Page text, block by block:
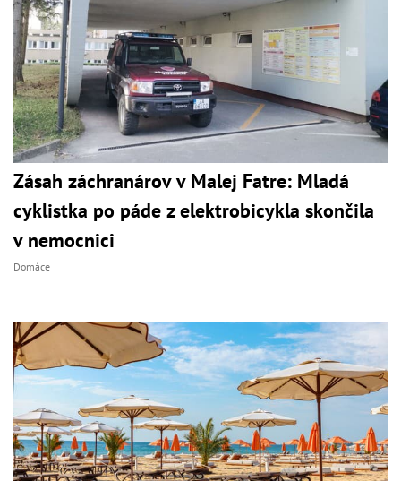
Zásah záchranárov v Malej Fatre: Mladá
cyklistka po páde z elektrobicykla skončila
v nemocnici
Domáce